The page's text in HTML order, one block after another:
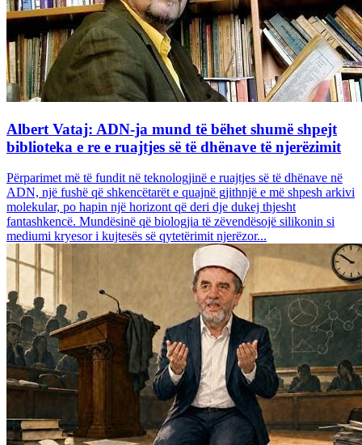
Albert Vataj: ADN-ja mund të bëhet shumë shpejt
biblioteka e re e ruajtjes së të dhënave të njerëzimit
Përparimet më të fundit në teknologjinë e ruajtjes së të dhënave në
ADN, një fushë që shkencëtarët e quajnë gjithnjë e më shpesh arkivi
molekular, po hapin një horizont që deri dje dukej thjesht
fantashkencë. Mundësinë që biologjia të zëvendësojë silikonin si
mediumi kryesor i kujtesës së qytetërimit njerëzor...